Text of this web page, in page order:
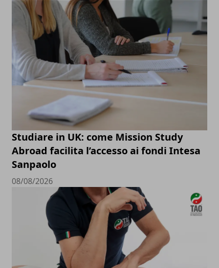
Studiare in UK: come Mission Study
Abroad facilita l’accesso ai fondi Intesa
Sanpaolo
08/08/2026